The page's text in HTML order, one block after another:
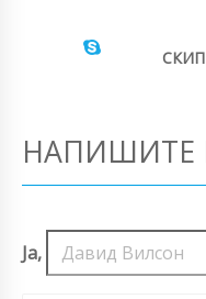
НАПИШИТЕ
Ја,